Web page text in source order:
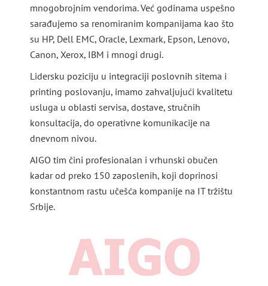
mnogobrojnim vendorima. Već godinama uspešno
sarađujemo sa renomiranim kompanijama kao što
su HP, Dell EMC, Oracle, Lexmark, Epson, Lenovo,
Canon, Xerox, IBM i mnogi drugi.
Lidersku poziciju u integraciji poslovnih sitema i
printing poslovanju, imamo zahvaljujući kvalitetu
usluga u oblasti servisa, dostave, stručnih
konsultacija, do operativne komunikacije na
dnevnom nivou.
AIGO tim čini profesionalan i vrhunski obučen
kadar od preko 150 zaposlenih, koji doprinosi
konstantnom rastu učešća kompanije na IT tržištu
Srbije.